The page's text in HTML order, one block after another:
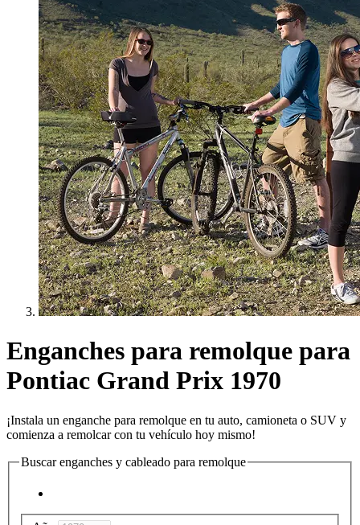
Enganches para remolque para
Pontiac Grand Prix 1970
¡Instala un enganche para remolque en tu auto, camioneta o SUV y
comienza a remolcar con tu vehículo hoy mismo!
Buscar enganches y cableado para remolque